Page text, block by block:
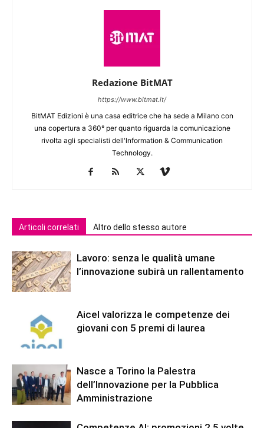
Redazione BitMAT
https://www.bitmat.it/
BitMAT Edizioni è una casa editrice che ha sede a Milano con
una copertura a 360° per quanto riguarda la comunicazione
rivolta agli specialisti dell'lnformation & Communication
Technology.
Articoli correlati Altro dello stesso autore
Lavoro: senza le qualità umane
l’innovazione subirà un rallentamento
Aicel valorizza le competenze dei
giovani con 5 premi di laurea
Nasce a Torino la Palestra
dell’Innovazione per la Pubblica
Amministrazione